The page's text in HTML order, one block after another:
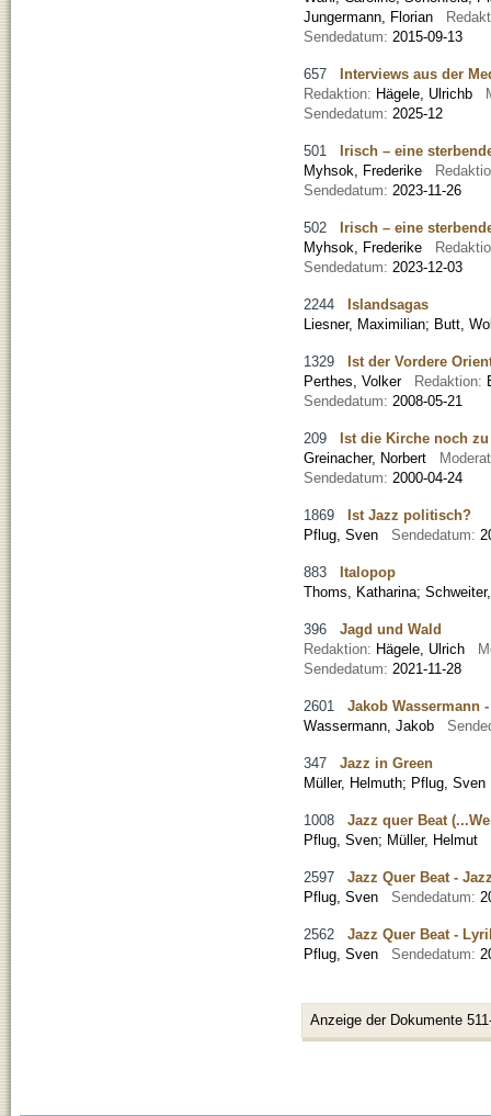
Jungermann, Florian
Sendedatum: 2015-09-13
657 Interviews aus der
Redaktion: Hägele, Ulrichb
Sendedatum: 2025-12
501 Irisch – eine
Myhsok, Frederike
Sendedatum: 2023-11-26
502 Irisch – eine
Myhsok, Frederike
Sendedatum: 2023-12-03
2244 Islandsagas
Liesner, Maximilian; Butt,
1329 Ist der Vordere
Perthes, Volker
Redaktion:
Sendedatum: 2008-05-21
209 Ist die Kirche noch
Greinacher, Norbert
Sendedatum: 2000-04-24
1869 Ist Jazz politisch?
Pflug, Sven
Sendedatum:
883 Italopop
Thoms, Katharina;
396 Jagd und Wald
Redaktion: Hägele, Ulrich
Sendedatum: 2021-11-28
2601 Jakob Wassermann
Wassermann, Jakob
347 Jazz in Green
Müller, Helmuth; Pflug, Sven
1008 Jazz quer Beat
Pflug, Sven; Müller, Helmut
2597 Jazz Quer Beat -
Pflug, Sven
Sendedatum:
2562 Jazz Quer Beat -
Pflug, Sven
Sendedatum:
Anzeige der Dokumente